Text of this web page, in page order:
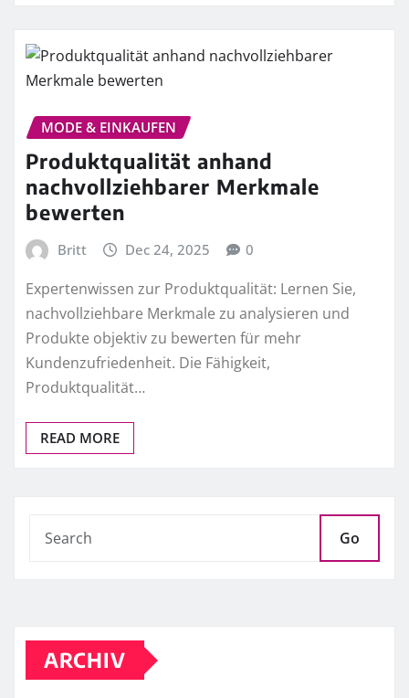
MODE & EINKAUFEN
Produktqualität anhand
nachvollziehbarer Merkmale
bewerten
Britt Dec 24, 2025 0
Expertenwissen zur Produktqualität: Lernen Sie,
nachvollziehbare Merkmale zu analysieren und
Produkte objektiv zu bewerten für mehr
Kundenzufriedenheit. Die Fähigkeit,
Produktqualität…
READ MORE
Go
ARCHIV